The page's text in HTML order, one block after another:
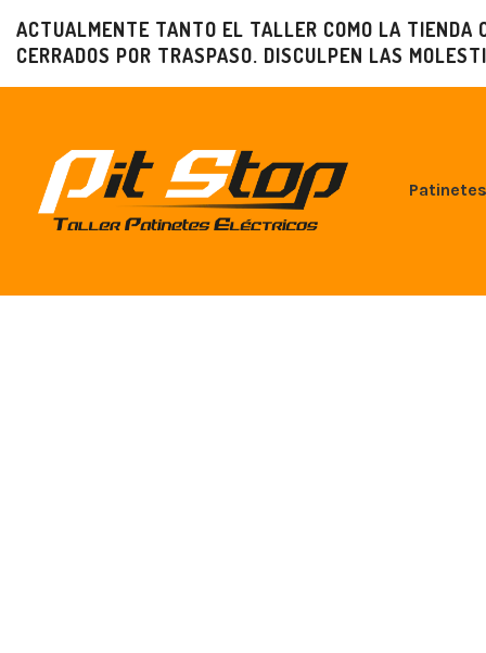
ACTUALMENTE TANTO EL TALLER COMO LA TIENDA
CERRADOS POR TRASPASO. DISCULPEN LAS